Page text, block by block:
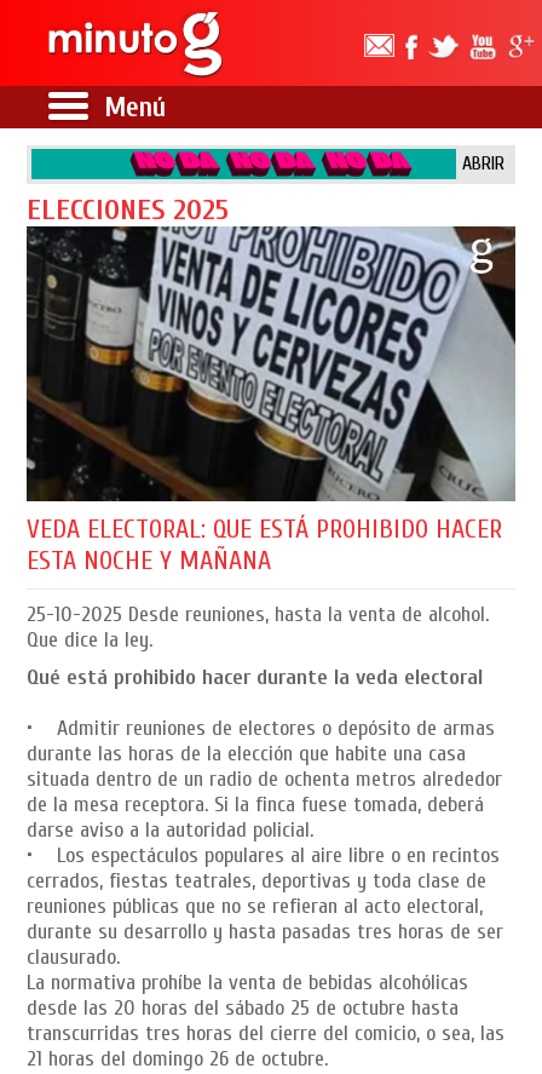
Menú
ABRIR
ELECCIONES 2025
VEDA ELECTORAL: QUE ESTÁ PROHIBIDO HACER
ESTA NOCHE Y MAÑANA
25-10-2025 Desde reuniones, hasta la venta de alcohol.
Que dice la ley.
Qué está prohibido hacer durante la veda electoral
• Admitir reuniones de electores o depósito de armas
durante las horas de la elección que habite una casa
situada dentro de un radio de ochenta metros alrededor
de la mesa receptora. Si la finca fuese tomada, deberá
darse aviso a la autoridad policial.
• Los espectáculos populares al aire libre o en recintos
cerrados, fiestas teatrales, deportivas y toda clase de
reuniones públicas que no se refieran al acto electoral,
durante su desarrollo y hasta pasadas tres horas de ser
clausurado.
La normativa prohíbe la venta de bebidas alcohólicas
desde las 20 horas del sábado 25 de octubre hasta
transcurridas tres horas del cierre del comicio, o sea, las
21 horas del domingo 26 de octubre.